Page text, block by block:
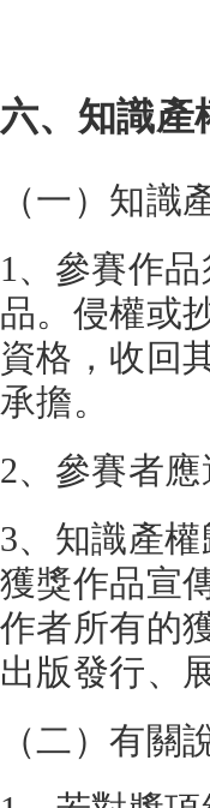
六、知識產
（一）知識
1、參賽作
品。侵權或
資格，收回
承擔。
2、參賽者
3、知識產
獲獎作品宣
作者所有的
出版發行、
（二）有關